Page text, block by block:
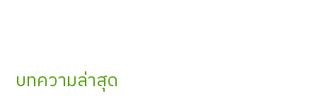
บทความล่าสุด